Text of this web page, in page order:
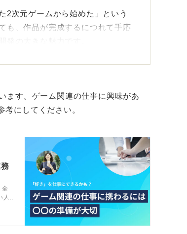
2次元ゲームから始めた」という
も、作品が完成するにつれて手応
発の大きな魅力です。
オの中身が重視される傾向が強ま
者の評価に直結します。
用したミニゲームを一つ仕上げて
未経験可」が目印
やインディー系、モバイルゲーム
「ポテンシャル採用」といった文
ます。ゲーム関連の仕事に興味があ
考にしてください。
全
人